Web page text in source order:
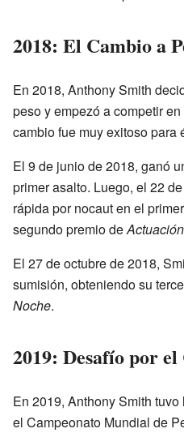
2018: El Cambio a
En 2018, Anthony Smith
peso y empezó a competir
cambio fue muy exitoso para
El 9 de junio de 2018, ganó
primer asalto. Luego, el 22
rápida por nocaut en el
segundo premio de
El 27 de octubre de 2018,
sumisión, obteniendo su
Noche.
2019: Desafío por
En 2019, Anthony Smith
el Campeonato Mundial de